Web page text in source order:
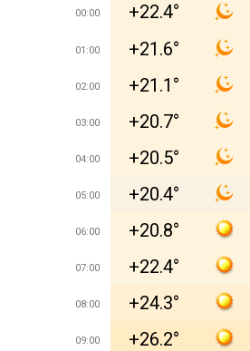
00:00 +22.4°
01:00 +21.6°
02:00 +21.1°
03:00 +20.7°
04:00 +20.5°
05:00 +20.4°
06:00 +20.8°
07:00 +22.4°
08:00 +24.3°
09:00 +26.2°